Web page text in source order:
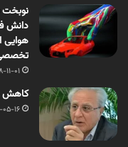
نوبخت
هوایی
11-01
کاهش
05-16